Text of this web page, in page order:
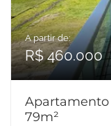
A partir de:
R$ 460.000
Apartamento
79m²